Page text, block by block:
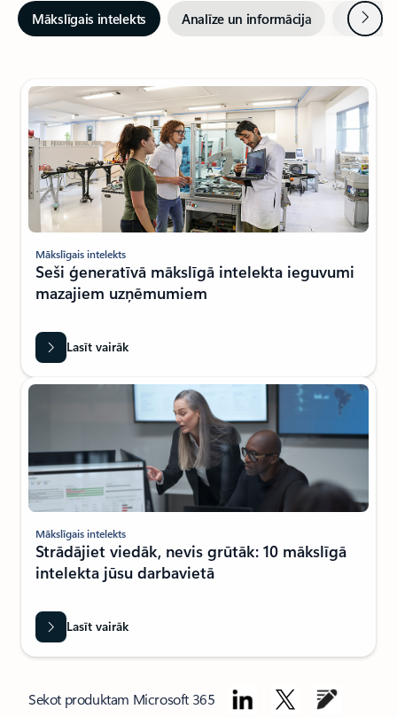
Mākslīgais intelekts Analīze un informācija Biznesa
Tālāk
Mākslīgais intelekts
Seši ģeneratīvā mākslīgā intelekta ieguvumi
mazajiem uzņēmumiem
Lasīt vairāk
Mākslīgais intelekts
Strādājiet viedāk, nevis grūtāk: 10 mākslīgā
intelekta jūsu darbavietā
Lasīt vairāk
Sekot produktam Microsoft 365